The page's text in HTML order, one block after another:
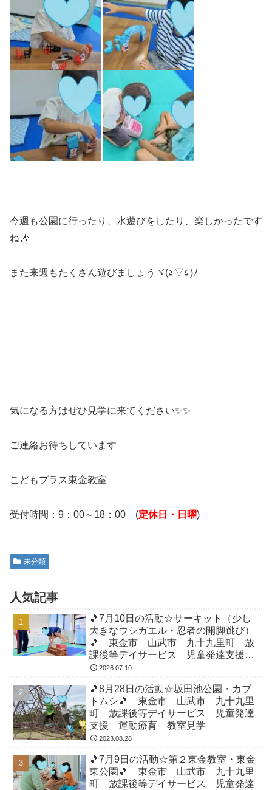
今週も公園に行ったり、水遊びをしたり、楽しかったです
ね🎶
また来週もたくさん遊びましょうヾ(≧▽≦)ﾉ
気になる方はぜひ見学に来てください✨✨
ご連絡お待ちしています
こどもプラス東金教室
受付時間：9：00～18：00 (定休日・日曜)
未分類
人気記事
🎵7月10日の活動☆サーキット（少し
大きなウシガエル・忍者の開脚跳び）
🎵 東金市 山武市 九十九里町 放
課後等デイサービス 児童発達支援
運動療育 教室見学
2026.07.10
🎵8月28日の活動☆坂田池公園・カブ
トムシ🎵 東金市 山武市 九十九里
町 放課後等デイサービス 児童発達
支援 運動療育 教室見学
2023.08.28
🎵7月9日の活動☆第２東金教室・東金
東公園🎵 東金市 山武市 九十九里
町 放課後等デイサービス 児童発達